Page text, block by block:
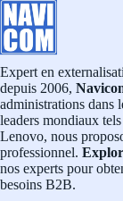
Expert en
depuis 2006,
administrations dans
leaders mondiaux
Lenovo, nous
professionnel.
nos experts pour
besoins B2B.